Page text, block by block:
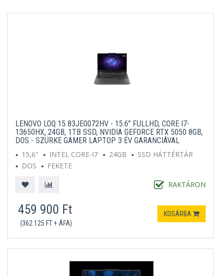
LENOVO LOQ 15 83JE0072HV - 15.6" FULLHD, CORE I7-
13650HX, 24GB, 1TB SSD, NVIDIA GEFORCE RTX 5050 8GB,
DOS - SZÜRKE GAMER LAPTOP 3 ÉV GARANCIÁVAL
15,6"
INTEL CORE-I7 24GB
SSD HÁTTÉRTÁR
DOS
FEKETE
RAKTÁRON
459 900 Ft
(362 125 FT + ÁFA)
KOSÁRBA